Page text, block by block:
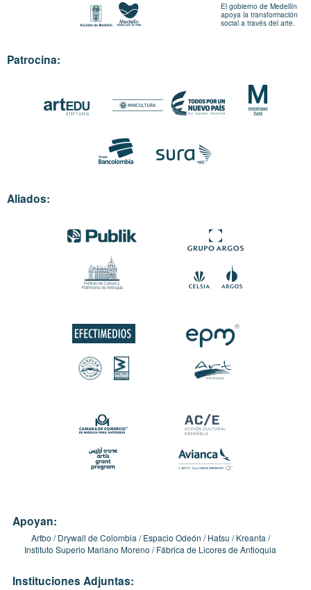
El gobierno de Medellín
apoya la transformación
social a través del arte.
Patrocina:
Aliados:
Apoyan:
Artbo Drywall de Colombia Espacio Odeón Hatsu
Kreanta
Instituto Superio Mariano Moreno
Fábrica de Licores de Antioquia
Instituciones Adjuntas: